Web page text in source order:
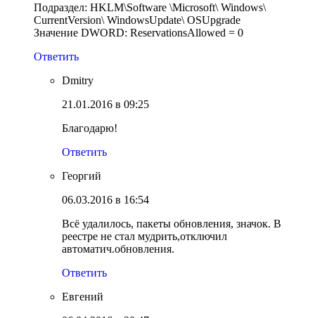
Подраздел: HKLM\Software \Microsoft\ Windows\
CurrentVersion\ WindowsUpdate\ OSUpgrade
Значение DWORD: ReservationsAllowed = 0
Ответить
Dmitry
21.01.2016 в 09:25
Благодарю!
Ответить
Георгий
06.03.2016 в 16:54
Всё удалилось, пакеты обновления, значок. В
реестре не стал мудрить,отключил
автоматич.обновления.
Ответить
Евгений